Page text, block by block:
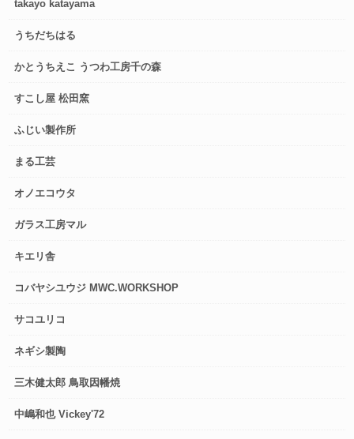
takayo katayama
うちだちはる
かとうちえこ うつわ工房千の森
すこし屋 松田窯
ふじい製作所
まる工芸
オノエコウタ
ガラス工房マル
キエリ舎
コバヤシユウジ MWC.WORKSHOP
サコユリコ
ネギシ製陶
三木健太郎 鳥取因幡焼
中嶋和也 Vickey'72